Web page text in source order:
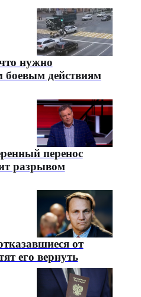
нужно
боевым действиям
перенос
разрывом
от
его вернуть